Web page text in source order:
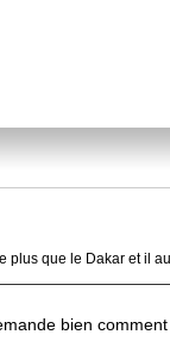
plus que le Dakar et il
bien